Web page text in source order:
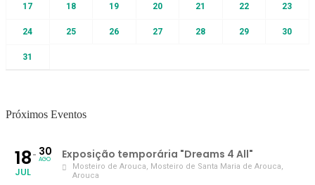
17 18 19 20 21 22 23
24 25 26 27 28 29 30
31
Próximos Eventos
18
JUL
30
AGO Exposição temporária "Dreams 4 All"
Mosteiro de Arouca, Mosteiro de Santa Maria de Arouca,
Arouca